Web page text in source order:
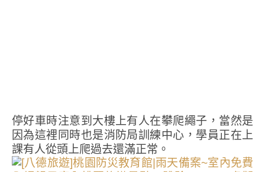
停好車時注意到大樓上有人在攀爬繩子，當然是
因為這裡同時也是消防局訓練中心，學員正在上
課有人從頭上爬過去還滿正常。